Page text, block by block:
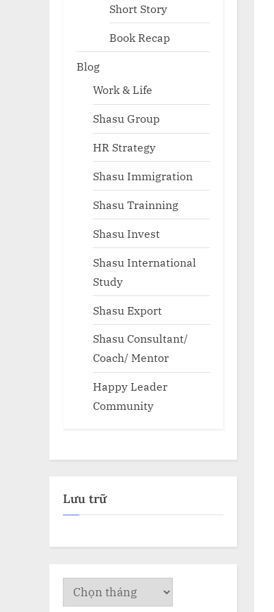
Short Story
Book Recap
Blog
Work & Life
Shasu Group
HR Strategy
Shasu Immigration
Shasu Trainning
Shasu Invest
Shasu International
Study
Shasu Export
Shasu Consultant/
Coach/ Mentor
Happy Leader
Community
Lưu trữ
Lưu
trữ